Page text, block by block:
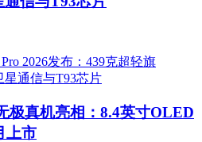
极真机亮相：8.4英寸OLED
上市